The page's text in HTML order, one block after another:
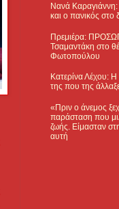
Νανά
και ο πανικός στο
Πρεμιέρα:
Τσαμαντάκη στο
Φωτοπούλου
Κατερίνα Λέχου: Η
της που της
«Πριν ο άνεμος
παράσταση που
ζωής. Είμασταν
αυτή